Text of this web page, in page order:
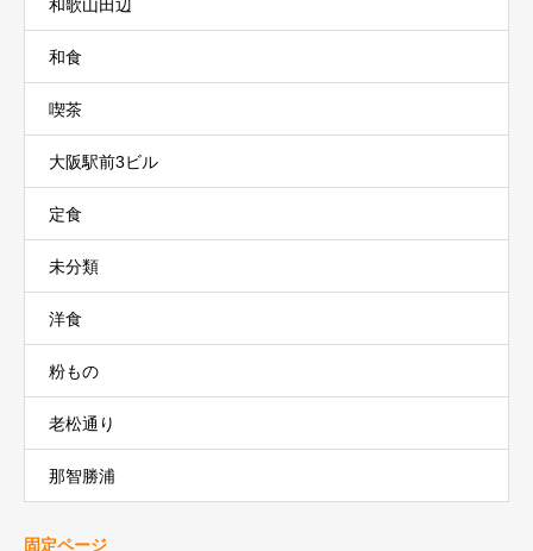
和歌山田辺
和食
喫茶
大阪駅前3ビル
定食
未分類
洋食
粉もの
老松通り
那智勝浦
固定ページ